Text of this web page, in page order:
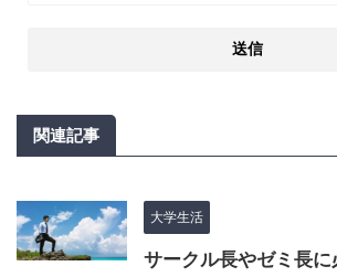
関連記事
大学生活
サークル長やゼミ長